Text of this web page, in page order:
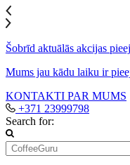
Šobrīd aktuālās akcijas
Mums jau kādu laiku ir
KONTAKTI PAR MUMS
+371 23999798
Search for: